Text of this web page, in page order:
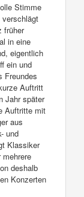
Stimme
verschlägt
früher
in eine
eigentlich
ein und
Freundes
Auftritt
Jahr später
Auftritte mit
aus
und
Klassiker
deshalb
Konzerten